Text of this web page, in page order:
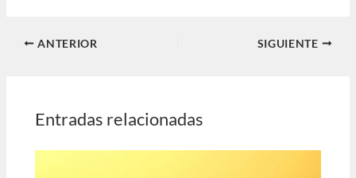
ANTERIOR SIGUIENTE
Entradas relacionadas